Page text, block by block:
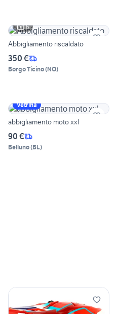
6
Abbigliamento riscaldato
350 €
Borgo Ticino(NO)
Vetrina
abbigliamento moto xxl
90 €
Belluno(BL)